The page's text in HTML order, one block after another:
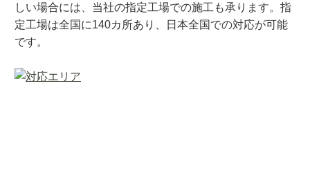
しい場合には、当社の指定工場での施工も承ります。指
定工場は全国に140カ所あり、日本全国での対応が可能
です。